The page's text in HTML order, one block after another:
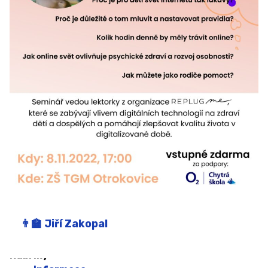
Kariérové poradenství
Speciální pedagog
Školní koordinátor podpory nadání
Školní metodici prevence
Školní psycholožka
DRUŽINA A ŠKOLNÍ KLUB ↓
Školní klubJiří Zakopal
Rubriky